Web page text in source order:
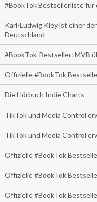
#BookTok Bestsellerliste für
Karl-Ludwig Kley ist einer
Deutschland
#BookTok-Bestseller: MVB
Offizielle #BookTok
Die Hörbuch Indie Charts
TikTok und Media Control
TikTok und Media Control
Offizielle #BookTok
Offizielle #BookTok
Offizielle #BookTok